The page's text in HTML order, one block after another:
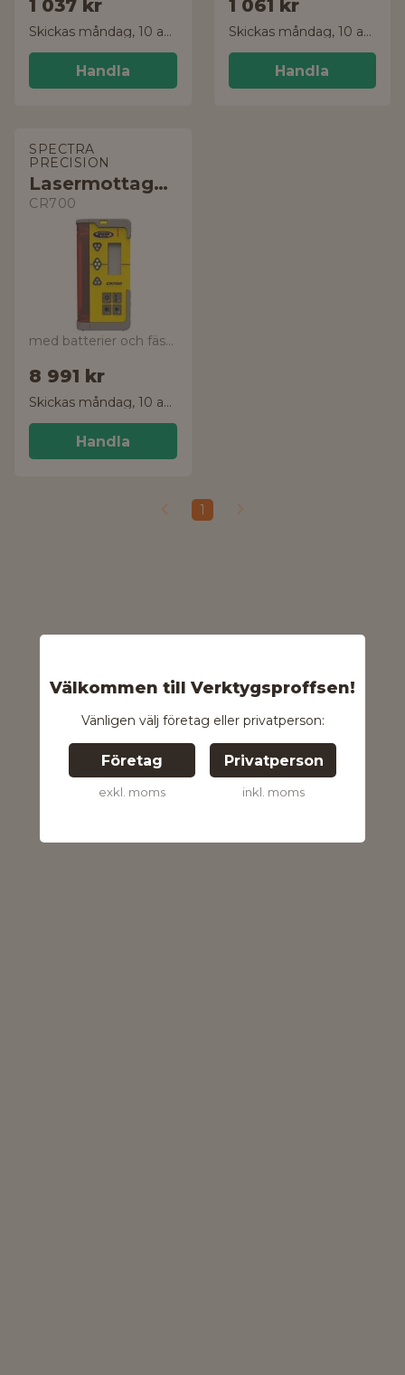
Välkommen till Verktygsproffsen!
Vänligen välj företag eller privatperson:
Företag
exkl. moms
Privatperson
inkl. moms
1 037 kr
Skickas måndag, 10 aug.
Handla
1 061 kr
Skickas måndag, 10 aug.
Handla
SPECTRA
PRECISION
Lasermottagare
CR700
med batterier och fästen
8 991 kr
Skickas måndag, 10 aug.
Handla
1